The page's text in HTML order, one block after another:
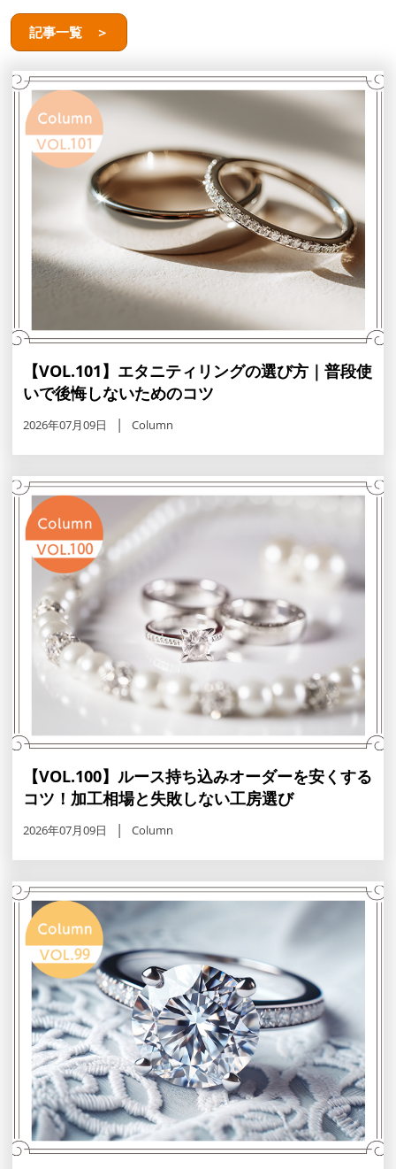
記事一覧 ＞
【VOL.101】エタニティリングの選び方｜普段使
いで後悔しないためのコツ
2026年07月09日 Column
【VOL.100】ルース持ち込みオーダーを安くする
コツ！加工相場と失敗しない工房選び
2026年07月09日 Column